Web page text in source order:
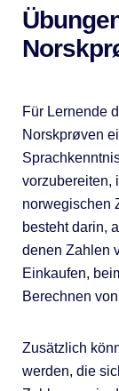
Für Lernende
Norskprøven
vorzubereiten,
norwegischen
besteht darin,
denen Zahlen
Einkaufen,
Berechnen
Zusätzlich
werden, die